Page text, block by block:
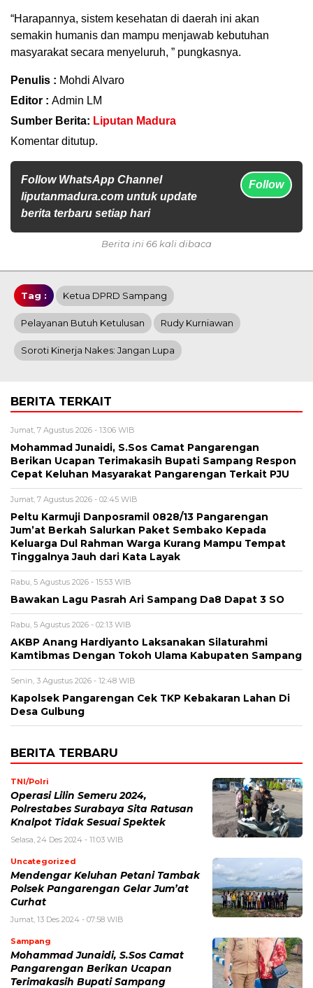
“Harapannya, sistem kesehatan di daerah ini akan
semakin humanis dan mampu menjawab kebutuhan
masyarakat secara menyeluruh, ” pungkasnya.
Penulis : Mohdi Alvaro
Editor : Admin LM
Sumber Berita: Liputan Madura
Komentar ditutup.
Follow WhatsApp Channel
liputanmadura.com untuk update
berita terbaru setiap hari
Follow
Berita ini 66 kali dibaca
Tag : Ketua DPRD Sampang
Pelayanan Butuh Ketulusan Rudy Kurniawan
Soroti Kinerja Nakes: Jangan Lupa
BERITA TERKAIT
Jumat, 7 Agustus 2026 - 13:06 WIB
Mohammad Junaidi, S.Sos Camat Pangarengan
Berikan Ucapan Terimakasih Bupati Sampang Respon
Cepat Keluhan Masyarakat Pangarengan Terkait PJU
Jumat, 7 Agustus 2026 - 02:45 WIB
Peltu Karmuji Danposramil 0828/13 Pangarengan
Jum’at Berkah Salurkan Paket Sembako Kepada
Keluarga Dul Rahman Warga Kurang Mampu Tempat
Tinggalnya Jauh dari Kata Layak
Rabu, 5 Agustus 2026 - 15:53 WIB
Bawakan Lagu Pasrah Ari Sampang Da8 Dapat 3 SO
Rabu, 5 Agustus 2026 - 02:13 WIB
AKBP Anang Hardiyanto Laksanakan Silaturahmi
Kamtibmas Dengan Tokoh Ulama Kabupaten Sampang
Senin, 3 Agustus 2026 - 12:48 WIB
Kapolsek Pangarengan Cek TKP Kebakaran Lahan Di
Desa Gulbung
BERITA TERBARU
TNI/Polri
Operasi Lilin Semeru 2024,
Polrestabes Surabaya Sita Ratusan
Knalpot Tidak Sesuai Spektek
Selasa, 24 Des 2024 - 11:03 WIB
Uncategorized
Mendengar Keluhan Petani Tambak
Polsek Pangarengan Gelar Jum’at
Curhat
Jumat, 13 Des 2024 - 07:58 WIB
Sampang
Mohammad Junaidi, S.Sos Camat
Pangarengan Berikan Ucapan
Terimakasih Bupati Sampang